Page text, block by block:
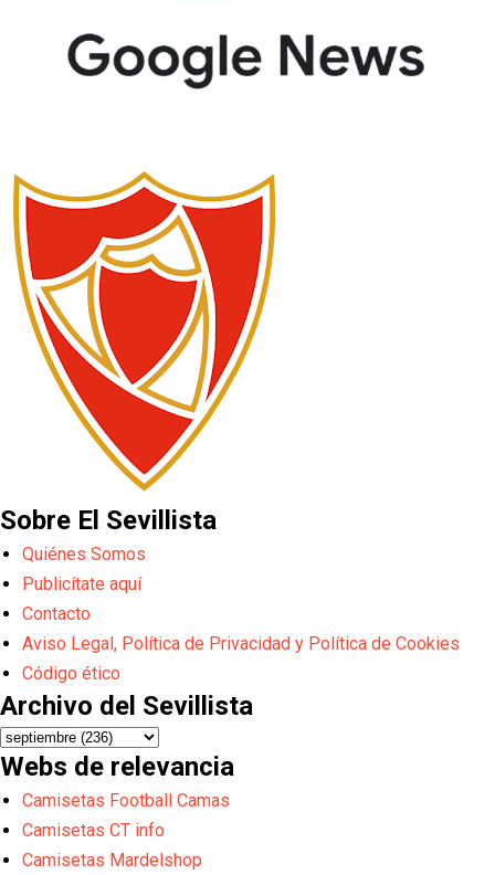
Sobre El Sevillista
Quiénes Somos
Publicítate aquí
Contacto
Aviso Legal, Política de Privacidad y Política de Cookies
Código ético
Archivo del Sevillista
Webs de relevancia
Camisetas Football Camas
Camisetas CT info
Camisetas Mardelshop